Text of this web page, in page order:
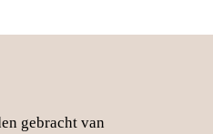
gebracht van